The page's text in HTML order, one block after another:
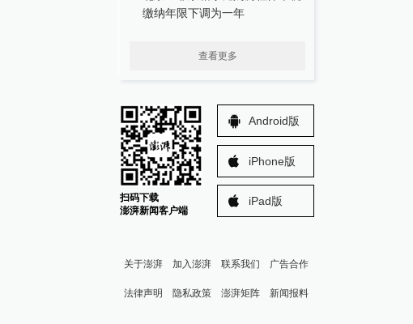
缴纳年限下调为一年
查看更多
扫码下载
澎湃新闻客户端
Android版
iPhone版
iPad版
关于澎湃 加入澎湃 联系我们 广告合作
法律声明 隐私政策 澎湃矩阵 新闻报料